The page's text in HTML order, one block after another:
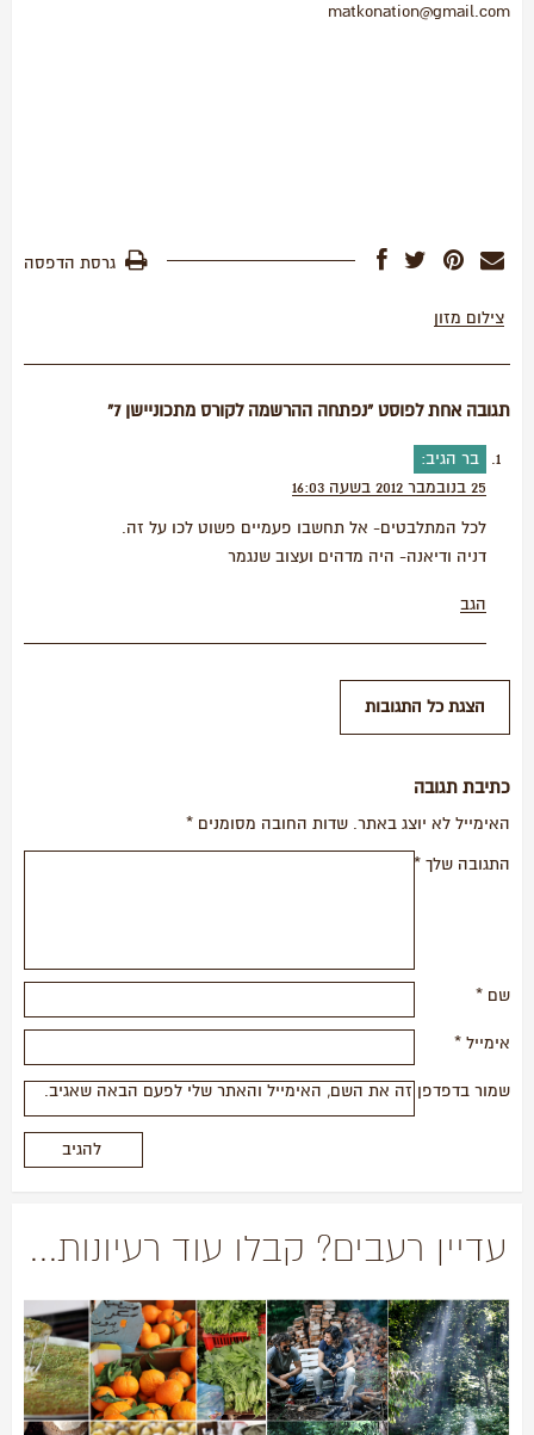
matkonation@gmail.com
גרסת הדפסה
צילום מזון
תגובה אחת לפוסט “נפתחה ההרשמה לקורס מתכוניישן 7”
בר הגיב:
25 בנובמבר 2012 בשעה 16:03
לכל המתלבטים- אל תחשבו פעמיים פשוט לכו על זה.
דניה ודיאנה- היה מדהים ועצוב שנגמר
הגב
כתיבת תגובה
האימייל לא יוצג באתר. שדות החובה מסומנים *
התגובה שלך *
שם *
אימייל *
שמור בדפדפן זה את השם, האימייל והאתר שלי לפעם הבאה שאגיב.
עדיין רעבים? קבלו עוד רעיונות...